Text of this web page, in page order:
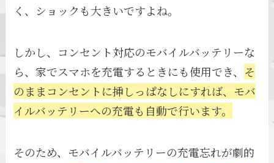
く、ショックも大きいですよね。
しかし、コンセント対応のモバイルバッテリーな
ら、家でスマホを充電するときにも使用でき、 そ
のままコンセントに挿しっぱなしにすれば、モバ
イルバッテリーへの充電も自動で行います。
そのため、モバイルバッテリーの充電忘れが劇的